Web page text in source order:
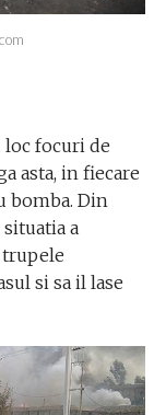
loc focuri de
asta, in fiecare
bomba. Din
a
trupele
si sa il lase